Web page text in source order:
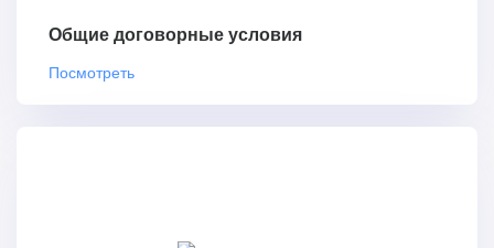
Общие договорные условия
Посмотреть